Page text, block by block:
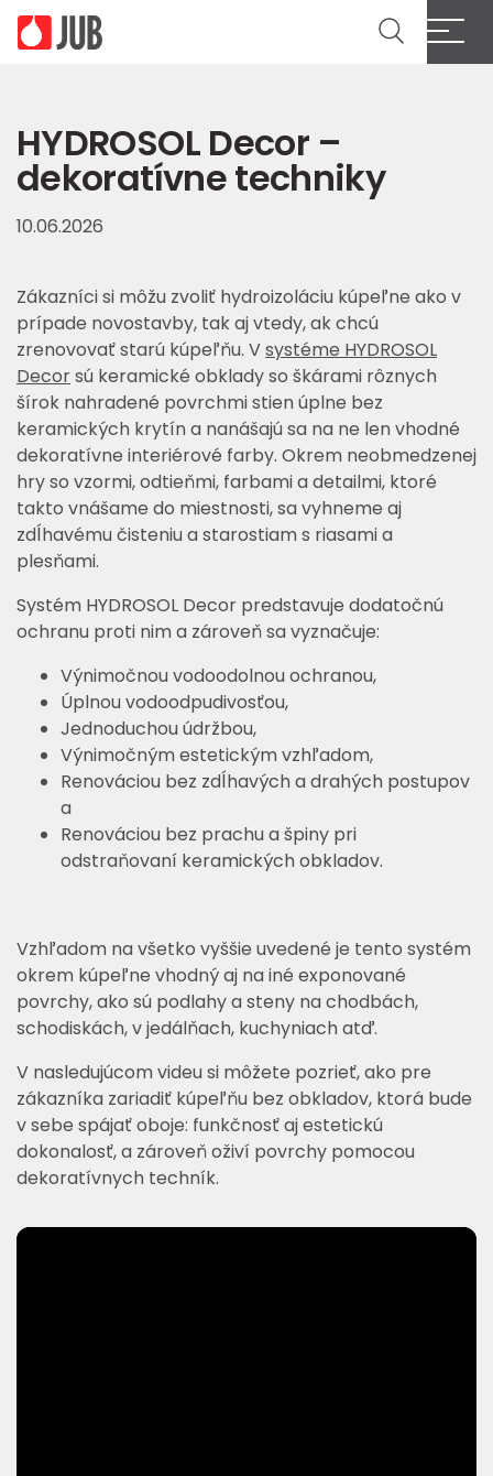
HYDROSOL Decor –
dekoratívne techniky
10.06.2026
Zákazníci si môžu zvoliť hydroizoláciu kúpeľne ako v
prípade novostavby, tak aj vtedy, ak chcú
zrenovovať starú kúpeľňu. Vsystéme HYDROSOL
Decorsú keramické obklady so škárami rôznych
šírok nahradené povrchmi stien úplne bez
keramických krytín a nanášajú sa na ne len vhodné
dekoratívne interiérové farby. Okrem neobmedzenej
hry so vzormi, odtieňmi, farbami a detailmi, ktoré
takto vnášame do miestnosti, sa vyhneme aj
zdĺhavému čisteniu a starostiam s riasami a
plesňami.
Systém HYDROSOL Decor predstavuje dodatočnú
ochranu proti nim a zároveň sa vyznačuje:
Výnimočnou vodoodolnou ochranou,
Úplnou vodoodpudivosťou,
Jednoduchou údržbou,
Výnimočným estetickým vzhľadom,
Renováciou bez zdĺhavých a drahých postupov
a
Renováciou bez prachu a špiny pri
odstraňovaní keramických obkladov.
Vzhľadom na všetko vyššie uvedené je tento systém
okrem kúpeľne vhodný aj na iné exponované
povrchy, ako sú podlahy a steny na chodbách,
schodiskách, v jedálňach, kuchyniach atď.
V nasledujúcom videu si môžete pozrieť, ako pre
zákazníka zariadiť kúpeľňu bez obkladov, ktorá bude
v sebe spájať oboje: funkčnosť aj estetickú
dokonalosť, a zároveň oživí povrchy pomocou
dekoratívnych techník.